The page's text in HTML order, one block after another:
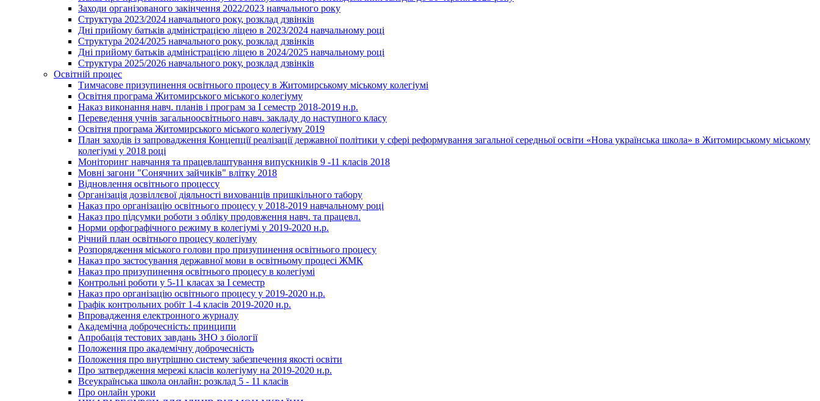
Заходи організованого закінчення 2022/2023 навчального року
Структура 2023/2024 навчального року, розклад дзвінків
Дні прийому батьків адміністрацією ліцею в 2023/2024 навчальному році
Структура 2024/2025 навчального року, розклад дзвінків
Дні прийому батьків адміністрацією ліцею в 2024/2025 навчальному році
Структура 2025/2026 навчального року, розклад дзвінків
Освітній процес
Тимчасове призупинення освітнього процесу в Житомирському міському колегіумі
Освітня програма Житомирського міського колегіуму
Наказ виконання навч. планів і програм за І семестр 2018-2019 н.р.
Переведення учнів загальноосвітнього навч. закладу до наступного класу
Освітня програма Житомирського міського колегіуму 2019
План заходів із запровадження Концепції реалізації державної політики у сфері реформування загальної середньої освіти «Нова українська школа» в Житомирському міському
колегіумі у 2018 році
Моніторинг навчання та працевлаштування випускників 9 -11 класів 2018
Мовні загони "Сонячних зайчиків" влітку 2018
Відновлення освітнього процессу
Організація дозвіллєвої діяльності вихованців пришкільного табору
Наказ про організацію освітнього процесу у 2018-2019 навчальному році
Наказ про підсумки роботи з обліку продовження навч. та працевл.
Норми орфографічного режиму в колегіумі у 2019-2020 н.р.
Річний план освітнього процесу колегіуму
Розпорядження міського голови про призупинення освітнього процесу
Наказ про застосування державної мови в освітньому процесі ЖМК
Наказ про призупинення освітнього процесу в колегіумі
Контрольні роботи у 5-11 класах за І семестр
Наказ про організацію освітнього процесу у 2019-2020 н.р.
Графік контрольних робіт 1-4 класів 2019-2020 н.р.
Впровадження електронного журналу
Академічна доброчесність: принципи
Апробація тестових завдань ЗНО з біології
Положення про академічну доброчесність
Положення про внутрішню систему забезпечення якості освіти
Про затвердження мережі класів колегіуму на 2019-2020 н.р.
Всеукраїнська школа онлайн: розклад 5 - 11 класів
Про онлайн уроки